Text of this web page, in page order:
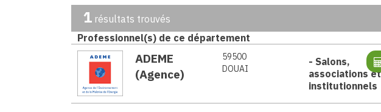
1 résultats trouvés
Professionnel(s) de ce département
ADEME
(Agence)
59500
DOUAI
- Salons,
associations et
institutionnels